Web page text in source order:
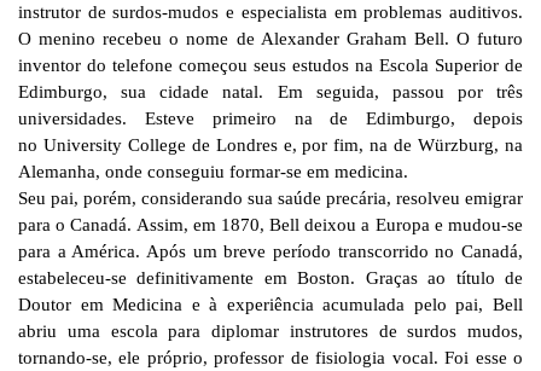
instrutor de surdos-mudos e especialista em problemas auditivos.
O menino recebeu o nome de Alexander Graham Bell. O futuro
inventor do telefone começou seus estudos na Escola Superior de
Edimburgo, sua cidade natal. Em seguida, passou por três
universidades. Esteve primeiro na de Edimburgo, depois
no University College de Londres e, por fim, na de Würzburg, na
Alemanha, onde conseguiu formar-se em medicina.
Seu pai, porém, considerando sua saúde precária, resolveu emigrar
para o Canadá. Assim, em 1870, Bell deixou a Europa e mudou-se
para a América. Após um breve período transcorrido no Canadá,
estabeleceu-se definitivamente em Boston. Graças ao título de
Doutor em Medicina e à experiência acumulada pelo pai, Bell
abriu uma escola para diplomar instrutores de surdos mudos,
tornando-se, ele próprio, professor de fisiologia vocal. Foi esse o